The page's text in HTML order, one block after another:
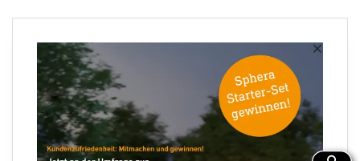
×
Ihre E-Mail Adresse